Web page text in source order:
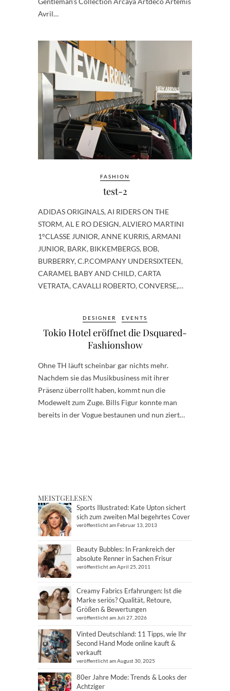
Avril…
FASHION
test-2
ADIDAS ORIGINALS, AI RIDERS ON THE
STORM, AL E RO DESIGN, ALVIERO MARTINI
1°CLASSE JUNIOR, ANNE KURRIS, ARMANI
JUNIOR, BARK, BIKKEMBERGS, BOB,
BURBERRY, C.P.COMPANY UNDERSIXTEEN,
CARAMEL BABY AND CHILD, CARTA
VETRATA, CAVALLI ROBERTO, CONVERSE,…
DESIGNER EVENTS
Tokio Hotel eröffnet die Dsquared-
Fashionshow
Ohne TH läuft scheinbar gar nichts mehr.
Nachdem sie das Musikbusiness mit ihrer
Präsenz überrollt haben, kommt nun die
Modewelt zum Zuge. Bills Figur konnte man
bereits in der Vogue bestaunen und nun ziert…
MEISTGELESEN
Sports Illustrated: Kate Upton sichert
sich zum zweiten Mal begehrtes Cover
veröffentlicht am Februar 13, 2013
Beauty Bubbles: In Frankreich der
absolute Renner in Sachen Frisur
veröffentlicht am April 25, 2011
Creamy Fabrics Erfahrungen: Ist die
Marke seriös? Qualität, Retoure,
Größen & Bewertungen
veröffentlicht am Juli 27, 2026
Vinted Deutschland: 11 Tipps, wie Ihr
Second Hand Mode online kauft &
verkauft
veröffentlicht am August 30, 2025
80er Jahre Mode: Trends & Looks der
Achtziger